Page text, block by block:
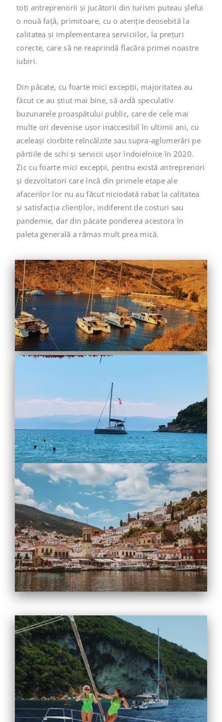
toți antreprenorii și jucătorii din turism puteau șlefui
o nouă față, primitoare, cu o atenție deosebită la
calitatea și implementarea serviciilor, la prețuri
corecte, care să ne reaprindă flacăra primei noastre
iubiri.
Din păcate, cu foarte mici excepții, majoritatea au
făcut ce au știut mai bine, să ardă speculativ
buzunarele proaspătului public, care de cele mai
multe ori devenise ușor inaccesibil în ultimii ani, cu
aceleași ciorbite reîncălzite sau supra-aglomerări pe
pârtiile de schi și servicii ușor îndoielnice în 2020.
Zic cu foarte mici excepții, pentru există antreprenori
și dezvoltatori care încă din primele etape ale
afacerilor lor nu au făcut niciodată rabat la calitatea
și satisfacția clienților, indiferent de costuri sau
pandemie, dar din păcate ponderea acestora în
paleta generală a rămas mult prea mică.